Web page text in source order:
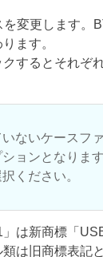
変更します。
ます。
するとそれぞ
ないケースフ
ョンとなります
ください。
」は新商標「
は旧商標表記